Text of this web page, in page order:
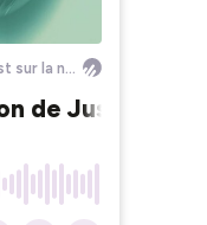
MA JUSTE VALEUR®: LE Podcast sur la négociation de rémunération
de Juste